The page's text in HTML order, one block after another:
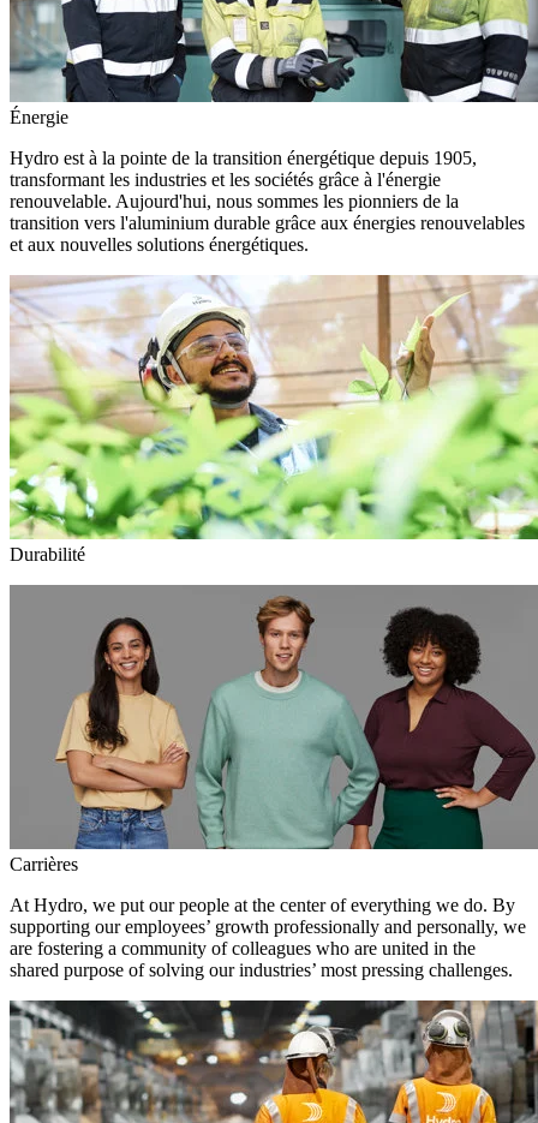
Énergie
Hydro est à la pointe de la transition énergétique depuis 1905,
transformant les industries et les sociétés grâce à l'énergie
renouvelable. Aujourd'hui, nous sommes les pionniers de la
transition vers l'aluminium durable grâce aux énergies renouvelables
et aux nouvelles solutions énergétiques.
Durabilité
Carrières
At Hydro, we put our people at the center of everything we do. By
supporting our employees’ growth professionally and personally, we
are fostering a community of colleagues who are united in the
shared purpose of solving our industries’ most pressing challenges.